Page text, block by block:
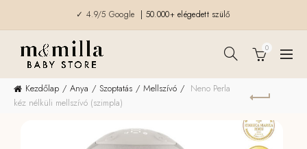
✓ 4.9/5 Google | 50.000+ elégedett szülő
0
Kezdőlap Anya Szoptatás Mellszívó
Neno Perla
kéz nélküli mellszívó (szimpla)